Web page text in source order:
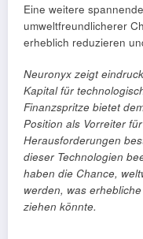
Eine weitere
umweltfreundlicherer
erheblich reduzieren
Neuronyx zeigt
Kapital für
Finanzspritze bietet
Position als Vorreiter
Herausforderungen
dieser Technologien
haben die Chance,
werden, was
ziehen könnte.